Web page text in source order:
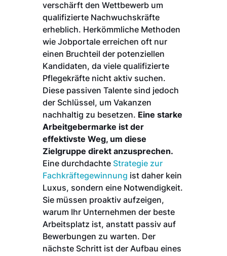
verschärft den Wettbewerb um
qualifizierte Nachwuchskräfte
erheblich. Herkömmliche Methoden
wie Jobportale erreichen oft nur
einen Bruchteil der potenziellen
Kandidaten, da viele qualifizierte
Pflegekräfte nicht aktiv suchen.
Diese passiven Talente sind jedoch
der Schlüssel, um Vakanzen
nachhaltig zu besetzen. Eine starke
Arbeitgebermarke ist der
effektivste Weg, um diese
Zielgruppe direkt anzusprechen.
Eine durchdachte Strategie zur
Fachkräftegewinnung ist daher kein
Luxus, sondern eine Notwendigkeit.
Sie müssen proaktiv aufzeigen,
warum Ihr Unternehmen der beste
Arbeitsplatz ist, anstatt passiv auf
Bewerbungen zu warten. Der
nächste Schritt ist der Aufbau eines